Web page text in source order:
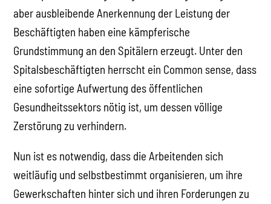
aber ausbleibende Anerkennung der Leistung der
Beschäftigten haben eine kämpferische
Grundstimmung an den Spitälern erzeugt. Unter den
Spitalsbeschäftigten herrscht ein Common sense, dass
eine sofortige Aufwertung des öffentlichen
Gesundheitssektors nötig ist, um dessen völlige
Zerstörung zu verhindern.
Nun ist es notwendig, dass die Arbeitenden sich
weitläufig und selbstbestimmt organisieren, um ihre
Gewerkschaften hinter sich und ihren Forderungen zu